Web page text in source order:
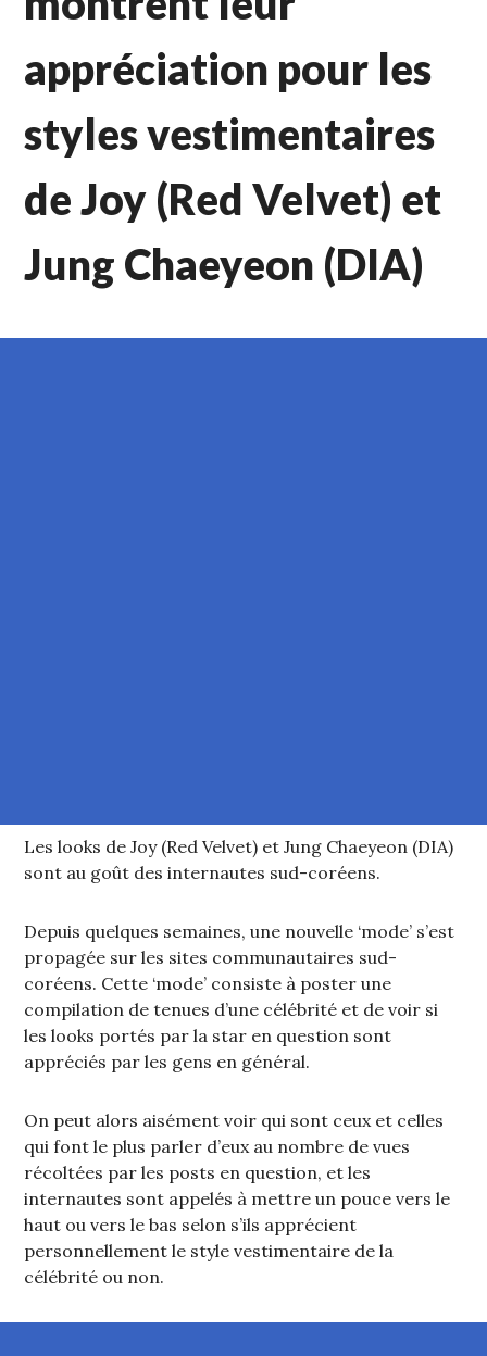
appréciation pour les
styles vestimentaires
de Joy (Red Velvet) et
Jung Chaeyeon (DIA)
Les looks de Joy (Red Velvet) et Jung Chaeyeon (DIA)
sont au goût des internautes sud-coréens.
Depuis quelques semaines, une nouvelle ‘mode’ s’est
propagée sur les sites communautaires sud-
coréens. Cette ‘mode’ consiste à poster une
compilation de tenues d’une célébrité et de voir si
les looks portés par la star en question sont
appréciés par les gens en général.
On peut alors aisément voir qui sont ceux et celles
qui font le plus parler d’eux au nombre de vues
récoltées par les posts en question, et les
internautes sont appelés à mettre un pouce vers le
haut ou vers le bas selon s’ils apprécient
personnellement le style vestimentaire de la
célébrité ou non.